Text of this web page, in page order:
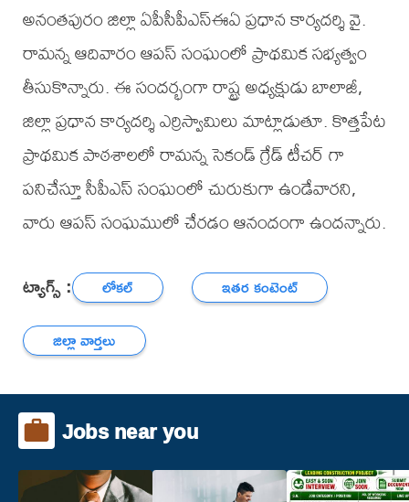
అనంతపురం జిల్లా ఏపీసీపీఎస్ఈఏ ప్రధాన కార్యదర్శి వై.
రామన్న ఆదివారం ఆపస్ సంఘంలో ప్రాథమిక సభ్యత్వం
తీసుకొన్నారు. ఈ సందర్భంగా రాష్ట్ర అధ్యక్షుడు బాలాజీ,
జిల్లా ప్రధాన కార్యదర్శి ఎర్రిస్వామిలు మాట్లాడుతూ. కొత్తపేట
ప్రాథమిక పాఠశాలలో రామన్న సెకండ్ గ్రేడ్ టీచర్ గా
పనిచేస్తూ సీపీఎస్ సంఘంలో చురుకుగా ఉండేవారని,
వారు ఆపస్ సంఘములో చేరడం ఆనందంగా ఉందన్నారు.
ట్యాగ్స్ : లోకల్
ఇతర కంటెంట్
జిల్లా వార్తలు
Jobs near you